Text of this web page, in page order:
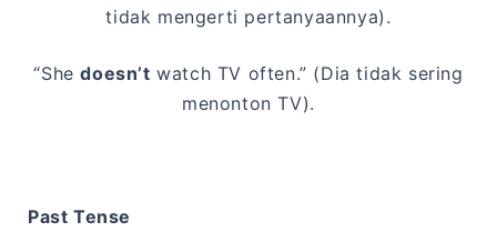
tidak mengerti pertanyaannya).
“Shedoesn’t watch TV often.” (Dia tidak sering
menonton TV).
Past Tense